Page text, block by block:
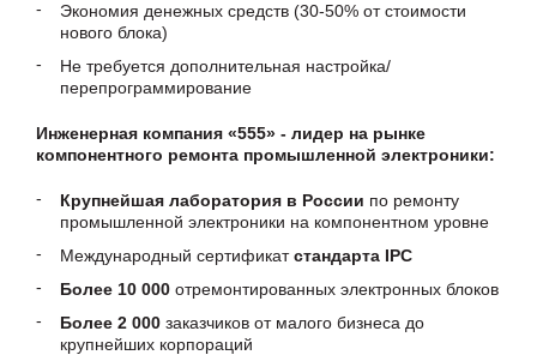
Экономия денежных средств (30-50% от стоимости
нового блока)
Не требуется дополнительная настройка/
перепрограммирование
Инженерная компания «555» - лидер на рынке
компонентного ремонта промышленной электроники:
Крупнейшая лаборатория в России по ремонту
промышленной электроники на компонентном уровне
Международный сертификатстандарта IPC
Более 10 000 отремонтированных электронных блоков
Более 2 000 заказчиков от малого бизнеса до
крупнейших корпораций